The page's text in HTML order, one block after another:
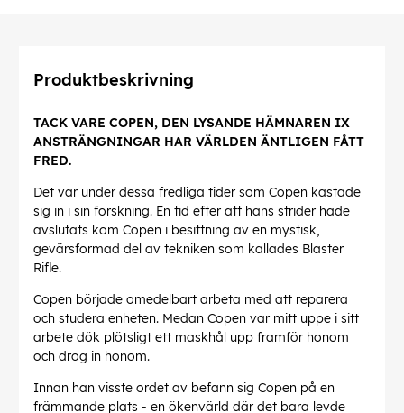
Produktbeskrivning
TACK VARE COPEN, DEN LYSANDE HÄMNAREN IX
ANSTRÄNGNINGAR HAR VÄRLDEN ÄNTLIGEN FÅTT
FRED.
Det var under dessa fredliga tider som Copen kastade
sig in i sin forskning. En tid efter att hans strider hade
avslutats kom Copen i besittning av en mystisk,
gevärsformad del av tekniken som kallades Blaster
Rifle.
Copen började omedelbart arbeta med att reparera
och studera enheten. Medan Copen var mitt uppe i sitt
arbete dök plötsligt ett maskhål upp framför honom
och drog in honom.
Innan han visste ordet av befann sig Copen på en
främmande plats - en ökenvärld där det bara levde